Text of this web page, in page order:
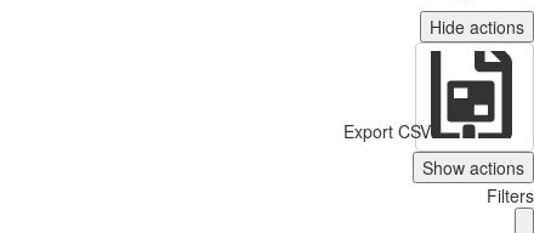
Hide actions
Export CSV
Show actions
Filters